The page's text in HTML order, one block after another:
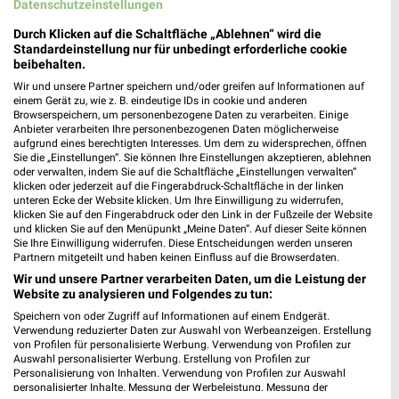
17,2 km
Angebote ab 08.08.
Gültig bis Fr. 21.08.
1,1 km
Herbstliche Deko-Woche
Gültig bis Di. 01.09.
NKD Tchibo
Datenschutzeinstellungen
Durch Klicken auf die Schaltfläche „Ablehnen“ wird die
Standardeinstellung nur für unbedingt erforderliche cookie
beibehalten.
Wir und unsere Partner speichern und/oder greifen auf Informationen auf
einem Gerät zu, wie z. B. eindeutige IDs in cookie und anderen
Browserspeichern, um personenbezogene Daten zu verarbeiten. Einige
Anbieter verarbeiten Ihre personenbezogenen Daten möglicherweise
aufgrund eines berechtigten Interesses. Um dem zu widersprechen, öffnen
Sie die „Einstellungen“. Sie können Ihre Einstellungen akzeptieren, ablehnen
oder verwalten, indem Sie auf die Schaltfläche „Einstellungen verwalten“
klicken oder jederzeit auf die Fingerabdruck-Schaltfläche in der linken
unteren Ecke der Website klicken. Um Ihre Einwilligung zu widerrufen,
klicken Sie auf den Fingerabdruck oder den Link in der Fußzeile der Website
und klicken Sie auf den Menüpunkt „Meine Daten“. Auf dieser Seite können
Sie Ihre Einwilligung widerrufen. Diese Entscheidungen werden unseren
Partnern mitgeteilt und haben keinen Einfluss auf die Browserdaten.
Wir und unsere Partner verarbeiten Daten, um die Leistung der
Website zu analysieren und Folgendes zu tun:
Speichern von oder Zugriff auf Informationen auf einem Endgerät.
Verwendung reduzierter Daten zur Auswahl von Werbeanzeigen. Erstellung
von Profilen für personalisierte Werbung. Verwendung von Profilen zur
Auswahl personalisierter Werbung. Erstellung von Profilen zur
Personalisierung von Inhalten. Verwendung von Profilen zur Auswahl
personalisierter Inhalte. Messung der Werbeleistung. Messung der